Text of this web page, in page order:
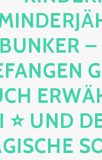
UNKER –
UND